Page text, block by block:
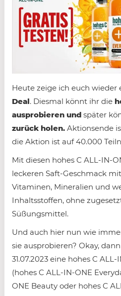
Heute zeige ich euch wieder
Deal. Diesmal könnt ihr die
ausprobieren und später
zurück holen. Aktionsende
die Aktion ist auf 40.000
Mit diesen hohes C ALL-IN-
leckeren Saft-Geschmack
Vitaminen, Mineralien und
Inhaltsstoffen, ohne
Süßungsmittel.
Und auch hier nun wie
sie ausprobieren? Okay,
31.07.2023 eine hohes C
(hohes C ALL-IN-ONE
ONE Beauty oder hohes C